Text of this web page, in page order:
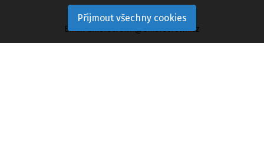
Přijmout všechny cookies
Telefon 800 313 333
Emailbikerscrown@bikerscrown.cz